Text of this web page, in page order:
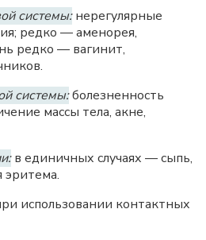
системы:нерегулярные
редко — аменорея,
редко — вагинит,
системы:болезненность
массы тела, акне,
в единичных случаях — сыпь,
эритема.
использовании контактных